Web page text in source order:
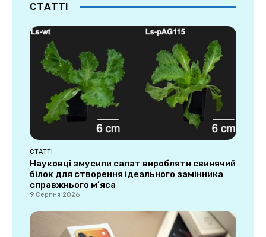
СТАТТІ
СТАТТІ
Науковці змусили салат виробляти свинячий
білок для створення ідеального замінника
справжнього м’яса
9 Серпня 2026